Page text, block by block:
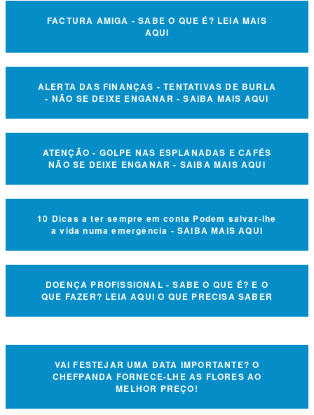
FACTURA AMIGA - SABE O QUE É? LEIA MAIS
AQUI
ALERTA DAS FINANÇAS - TENTATIVAS DE BURLA
- NÃO SE DEIXE ENGANAR - SAIBA MAIS AQUI
ATENÇÃO - GOLPE NAS ESPLANADAS E CAFÉS
NÃO SE DEIXE ENGANAR - SAIBA MAIS AQUI
10 Dicas a ter sempre em conta Podem salvar-lhe
a vida numa emergência - SAIBA MAIS AQUI
DOENÇA PROFISSIONAL - SABE O QUE É? E O
QUE FAZER? LEIA AQUI O QUE PRECISA SABER
VAI FESTEJAR UMA DATA IMPORTANTE? O
CHEFPANDA FORNECE-LHE AS FLORES AO
MELHOR PREÇO!